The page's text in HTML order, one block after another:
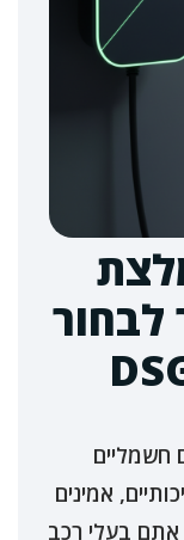
לבחור
חשמליים
אמינים
אתם בעלי רכב